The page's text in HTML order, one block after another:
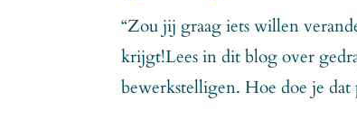
“Zou jij graag iets willen
krijgt!Lees in dit blog over
bewerkstelligen. Hoe doe je dat